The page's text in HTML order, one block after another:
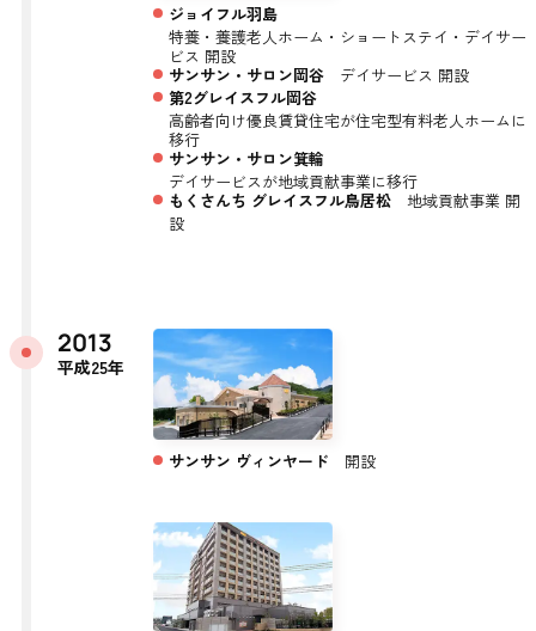
ジョイフル羽島
特養・養護老人ホーム・ショートステイ・デイサー
ビス 開設
サンサン・サロン岡谷デイサービス 開設
第2グレイスフル岡谷
高齢者向け優良賃貸住宅が住宅型有料老人ホームに
移行
サンサン・サロン箕輪
デイサービスが地域貢献事業に移行
もくさんち グレイスフル鳥居松地域貢献事業 開
設
2013
平成25年
サンサン ヴィンヤード 開設